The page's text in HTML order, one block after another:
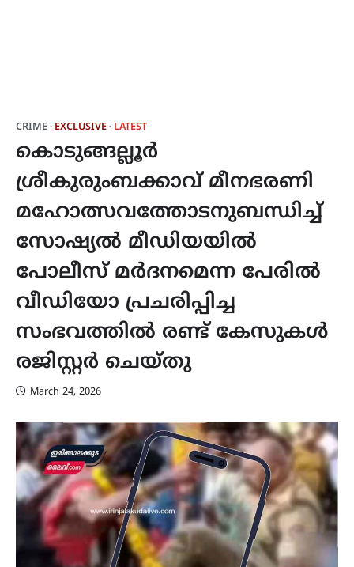
CRIME EXCLUSIVE LATEST
കൊടുങ്ങല്ലൂർ
ശ്രീകുരുംബക്കാവ് മീനഭരണി
മഹോത്സവത്തോടനുബന്ധിച്ച്
സോഷ്യൽ മീഡിയയിൽ
പോലീസ് മർദനമെന്ന പേരിൽ
വീഡിയോ പ്രചരിപ്പിച്ച
സംഭവത്തിൽ രണ്ട് കേസുകൾ
രജിസ്റ്റർ ചെയ്തു
March 24, 2026